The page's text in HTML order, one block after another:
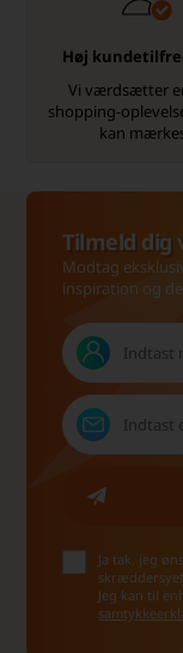
Høj
Vi værdsætter
shopping-
kan
Tilmeld dig
Modtag
inspiration og
Ja tak, jeg
Jeg kan til